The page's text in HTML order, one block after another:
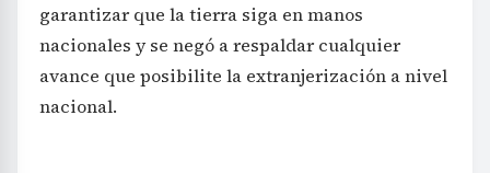
garantizar que la tierra siga en manos
nacionales y se negó a respaldar cualquier
avance que posibilite la extranjerización a nivel
nacional.